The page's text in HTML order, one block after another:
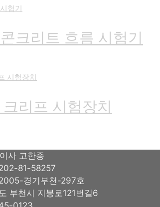
크리트 흐름 시험기
리프 시험장치
사 고한종
81-58257
경기부천-297호
부천시 지봉로121번길6